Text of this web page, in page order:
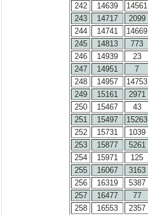
242
14639 14561
243
14717 2099
244
14741 14669
245
14813 773
246
14939 23
247
14951 7
248
14957 14753
249
15161 2971
250
15467 43
251
15497 15263
252
15731 1039
253
15877 5261
254
15971 125
255
16067 3163
256
16319 5387
257
16477 77
258
16553 2357